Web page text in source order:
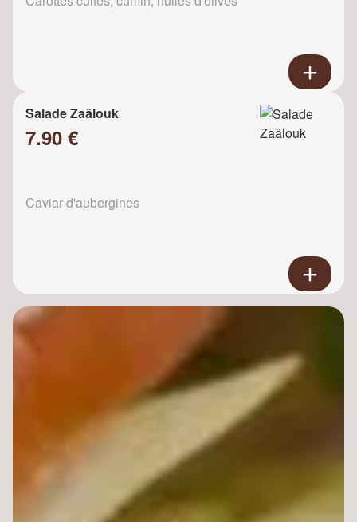
Salade Zaâlouk
7.90 €
Caviar d'aubergines